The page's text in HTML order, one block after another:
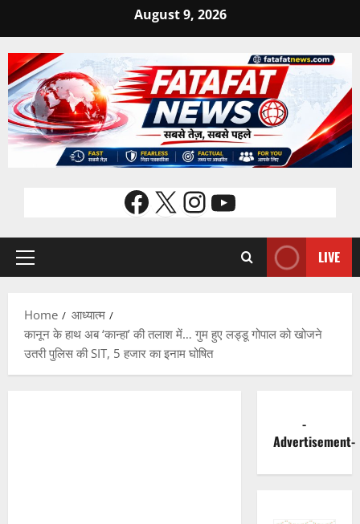
content
August 9, 2026
Facebook
X Instagram
YouTube
Primary
LIVE
Home
आध्यात्म
कानून के हाथ अब ‘कान्हा’ की तलाश में… गुम हुए लड्डू गोपाल को खोजने
उतरी पुलिस की SIT, 5 हजार का इनाम घोषित
-
Advertisement-